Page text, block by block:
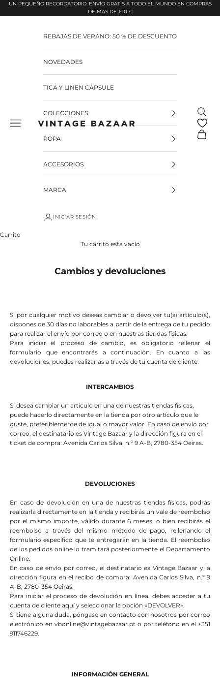
Pular para o conteúdo
UN PEQUEÑO RECORDATORIO: ENVÍO GRATIS A TODO EL MUNDO EN COMPRAS
DE MÁS DE 100 €
Vintage Bazaar
REBAJAS DE VERANO: 50 % DE DESCUENTO
NOVEDADES
TICA Y LINEN CAPSULE
COLECCIONES
ROPA
ACCESORIOS
MARCA
INICIAR SESIÓN
Carrito
Tu carrito está vacío
Cambios y devoluciones
Si por cualquier motivo deseas cambiar o devolver tu(s) artículo(s),
dispones de 30 días no laborables a partir de la entrega de tu pedido
para realizar el envío por correo o en nuestras tiendas físicas.
Para iniciar el proceso de cambio, es obligatorio rellenar el
formulario que encontrarás a continuación. En cuanto a las
devoluciones, puedes realizarlas a través de tu cuenta de cliente.
INTERCAMBIOS
Si desea cambiar un artículo en una de nuestras tiendas físicas,
puede hacerlo directamente en la tienda por otro artículo que le
guste, preferiblemente de igual o mayor valor. En caso de envío por
correo, el destinatario es Vintage Bazaar y la dirección figura en el
ticket de compra: Avenida Carlos Silva, n.º 9 A-B, 2780-354 Oeiras.
DEVOLUCIONES
En caso de devolución en una de nuestras tiendas físicas, podrás
realizarla directamente en la tienda y recibirás un vale de reembolso
por el mismo importe, válido durante 6 meses, o bien recibirás el
reembolso a través del mismo método de pago, rellenando el
formulario específico que te entregarán en la tienda. El reembolso
de los pedidos online lo tramitará posteriormente el Departamento
Online.
En caso de envío por correo, el destinatario es Vintage Bazaar y la
dirección figura en el recibo de compra: Avenida Carlos Silva, n.º 9
A-B, 2780-354 Oeiras.
Para iniciar el proceso de devolución en línea, debes acceder a tu
cuenta de cliente aquíy seleccionar la opción «DEVOLVER».
Si tiene alguna duda, póngase en contacto con nosotros por correo
electrónico en vbonline@vintagebazaar.pto por teléfono en el +351
911746229.
INFORMACIÓN GENERAL